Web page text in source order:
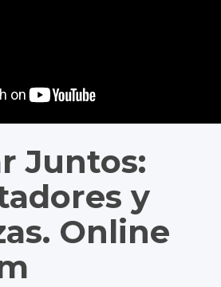
Juntos:
y
Online